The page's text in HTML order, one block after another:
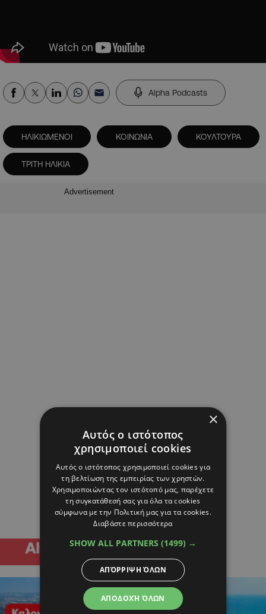
Alpha Podcasts
ΗΛΙΚΙΩΜΕΝΟΙ ΚΟΙΝΩΝΙΑ ΚΟΥΛΤΟΥΡΑ
ΤΡΙΤΗ ΗΛΙΚΙΑ
Advertisement
×
Αυτός ο ιστότοπος
χρησιμοποιεί cookies
Αυτός ο ιστότοπος χρησιμοποιεί cookies για
τη βελτίωση της εμπειρίας των χρηστών.
Χρησιμοποιώντας τον ιστότοπό μας, παρέχετε
τη συγκατάθεσή σας για όλα τα cookies
σύμφωνα με την Πολιτική μας για τα cookies.
Διαβάστε περισσότερα
SHOW ALL PARTNERS (1499) →
ΑΠΟΔΟΧΉ ΌΛΩΝ
ΑΠΌΡΡΙΨΗ ΌΛΩΝ